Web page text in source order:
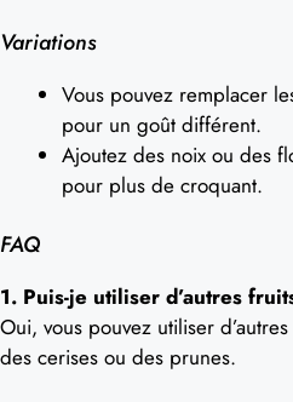
Variations
Vous pouvez remplacer
pour un goût différent.
Ajoutez des noix ou des
pour plus de croquant.
FAQ
1. Puis-je utiliser d’autres
Oui, vous pouvez utiliser
des cerises ou des prunes.